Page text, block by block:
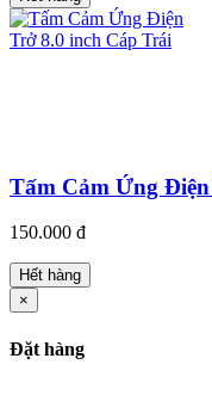
Tấm Cảm Ứng
150.000 đ
Hết hàng
×
Đặt hàng